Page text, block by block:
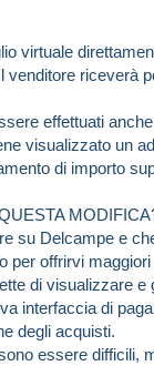
virtuale
riceverà
effettuati
visualizzato un
di importo
su Delcampe e
per offrirvi maggiori
di visualizzare
interfaccia di
degli acquisti.
essere difficili,